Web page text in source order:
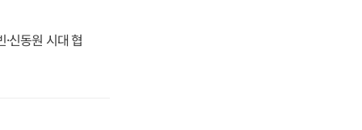
신동원 시대 협